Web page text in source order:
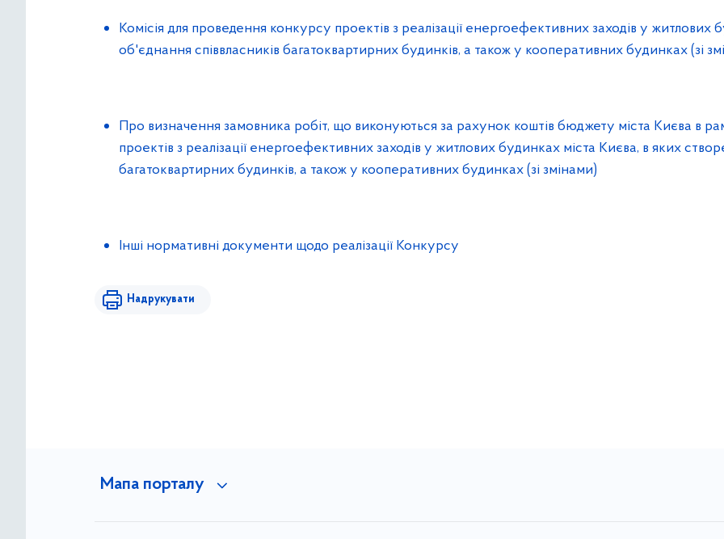
Комісія для проведення конкурсу проектів з реалізації енергоефективних заходів у житлових
об'єднання співвласників багатоквартирних будинків, а також у кооперативних будинках (зі
Про визначення замовника робіт, що виконуються за рахунок коштів бюджету міста Києва в
проектів з реалізації енергоефективних заходів у житлових будинках міста Києва, в яких
багатоквартирних будинків, а також у кооперативних будинках (зі змінами)
Інші нормативні документи щодо реалізації Конкурсу
Надрукувати
Мапа порталу